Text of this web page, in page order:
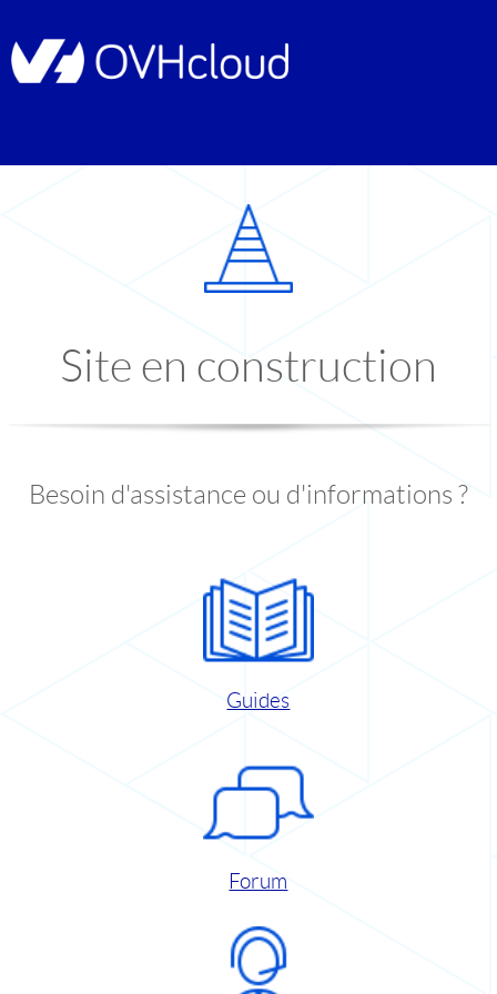
Site en construction
Besoin d'assistance ou d'informations ?
Guides
Forum